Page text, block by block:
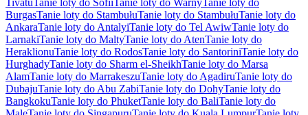
TivatuTanie loty do SofiiTanie loty do WarnyTanie loty do
BurgasTanie loty do StambułuTanie loty do StambułuTanie loty do
AnkaraTanie loty do AntalyiTanie loty do Tel AwiwTanie loty do
LarnakiTanie loty do MaltyTanie loty do AtenTanie loty do
HeraklionuTanie loty do RodosTanie loty do SantoriniTanie loty do
HurghadyTanie loty do Sharm el-SheikhTanie loty do Marsa
AlamTanie loty do MarrakeszuTanie loty do AgadiruTanie loty do
DubajuTanie loty do Abu ZabiTanie loty do DohyTanie loty do
BangkokuTanie loty do PhuketTanie loty do BaliTanie loty do